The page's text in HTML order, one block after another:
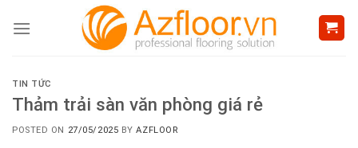
TIN TỨC
Thảm trải sàn văn phòng giá rẻ
POSTED ON 27/05/2025 BYAZFLOOR